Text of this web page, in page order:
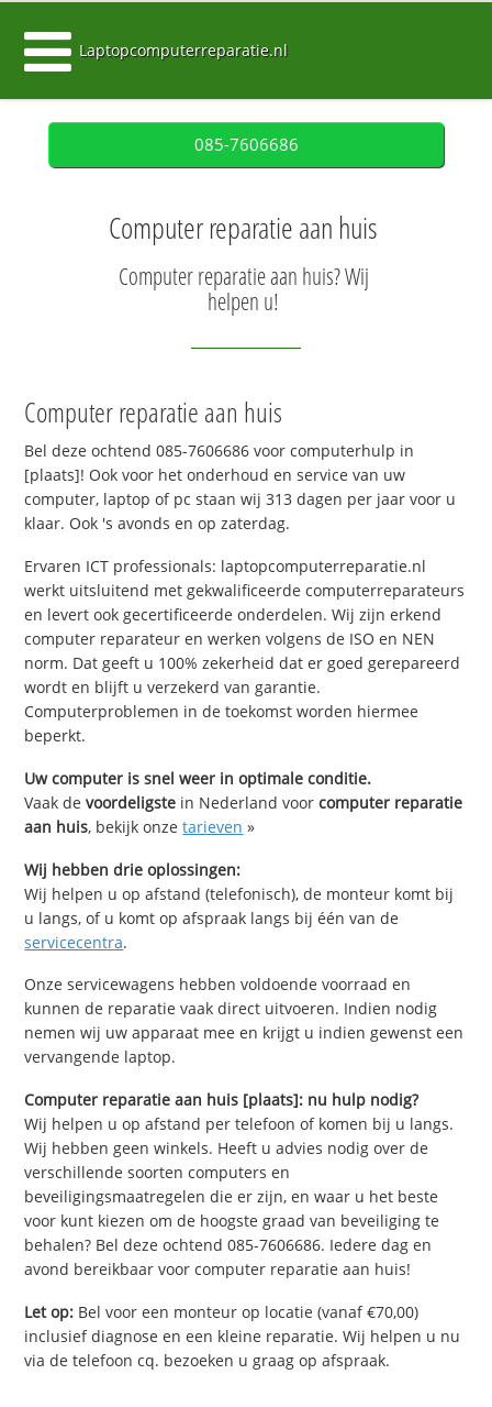
Laptopcomputerreparatie.nl
085-7606686
Computer reparatie aan huis
Computer reparatie aan huis? Wij
helpen u!
Computer reparatie aan huis
Bel deze ochtend 085-7606686 voor computerhulp in
[plaats]! Ook voor het onderhoud en service van uw
computer, laptop of pc staan wij 313 dagen per jaar voor u
klaar. Ook 's avonds en op zaterdag.
Ervaren ICT professionals: laptopcomputerreparatie.nl
werkt uitsluitend met gekwalificeerde computerreparateurs
en levert ook gecertificeerde onderdelen. Wij zijn erkend
computer reparateur en werken volgens de ISO en NEN
norm. Dat geeft u 100% zekerheid dat er goed gerepareerd
wordt en blijft u verzekerd van garantie.
Computerproblemen in de toekomst worden hiermee
beperkt.
Uw computer is snel weer in optimale conditie.
Vaak devoordeligste in Nederland voorcomputer reparatie
aan huis, bekijk onzetarieven »
Wij hebben drie oplossingen:
Wij helpen u op afstand (telefonisch), de monteur komt bij
u langs, of u komt op afspraak langs bij één van de
servicecentra.
Onze servicewagens hebben voldoende voorraad en
kunnen de reparatie vaak direct uitvoeren. Indien nodig
nemen wij uw apparaat mee en krijgt u indien gewenst een
vervangende laptop.
Computer reparatie aan huis [plaats]: nu hulp nodig?
Wij helpen u op afstand per telefoon of komen bij u langs.
Wij hebben geen winkels. Heeft u advies nodig over de
verschillende soorten computers en
beveiligingsmaatregelen die er zijn, en waar u het beste
voor kunt kiezen om de hoogste graad van beveiliging te
behalen? Bel deze ochtend 085-7606686. Iedere dag en
avond bereikbaar voor computer reparatie aan huis!
Let op: Bel voor een monteur op locatie (vanaf €70,00)
inclusief diagnose en een kleine reparatie. Wij helpen u nu
via de telefoon cq. bezoeken u graag op afspraak.